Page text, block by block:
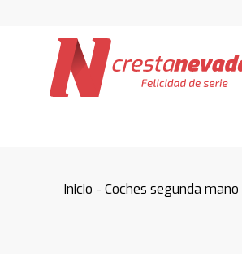
Inicio -Coches segunda mano